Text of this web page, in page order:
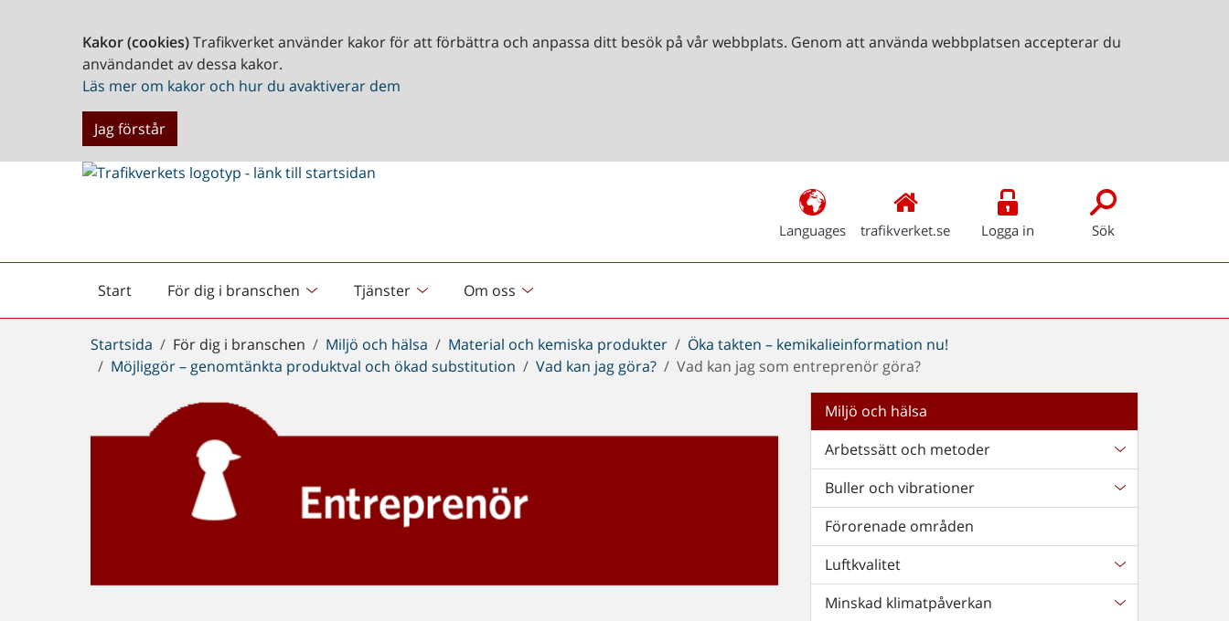
Kakor (cookies)Trafikverket använder kakor för att förbättra och anpassa ditt besök på vår webbplats. Genom att använda webbplatsen accepterar du
användandet av dessa kakor.
Läs mer om kakor och hur du avaktiverar dem
Jag förstår
Languages trafikverket.se Logga in Sök
Start
Startsida För dig i branschen Tjänster Om oss
Du
är
Startsida För dig i branschen Miljö och hälsa Material och kemiska produkter
Öka takten – kemikalieinformation nu!
Möjliggör – genomtänkta produktval och ökad substitution
Vad kan jag göra? Vad kan jag som entreprenör göra?
Miljö och hälsa
Arbetssätt och metoder
Buller och vibrationer
Förorenade områden
Luftkvalitet
Minskad klimatpåverkan